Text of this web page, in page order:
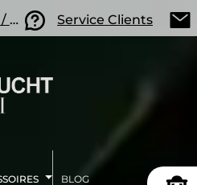
Service Clients
BLOG